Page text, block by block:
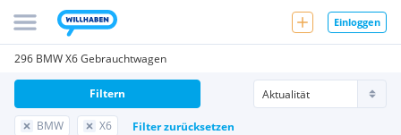
Einloggen
296 BMW X6 Gebrauchtwagen
BMW X6 Filter zurücksetzen
Filtern